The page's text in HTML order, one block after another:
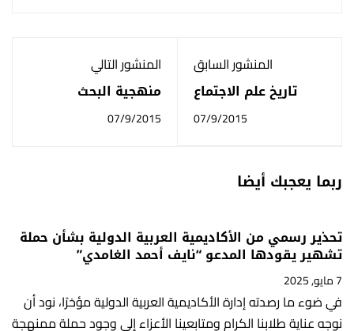
المنشور السابق
تاريخ علم الاجتماع
07/9/2015
المنشور التالي
منهجية البحث
07/9/2015
ربما يعجبك أيضا
تحذير رسمي من الأكاديمية العربية الدولية بشأن حملة
تشهير يقودها المدعو “نايف أحمد الغامدي”
7 مايو, 2025
في ضوء ما رصدته إدارة الأكاديمية العربية الدولية مؤخرًا، نود أن
نوجه عناية طلابنا الكرام ومتابعينا الأعزاء إلى وجود حملة ممنهجة